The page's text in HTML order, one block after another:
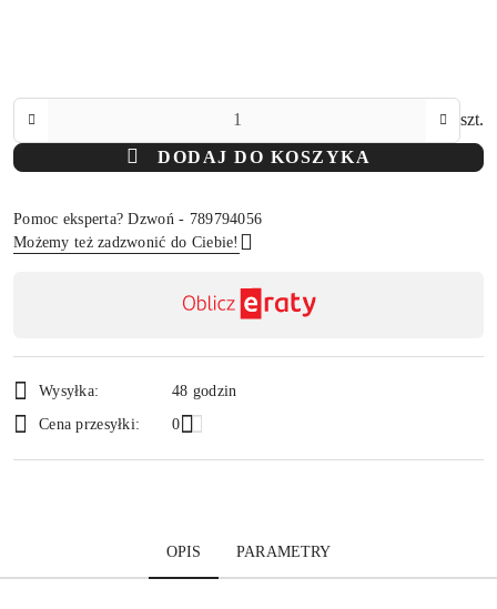
szt.
DODAJ DO KOSZYKA
Pomoc eksperta? Dzwoń - 789794056
Możemy też zadzwonić do Ciebie!
i
dostawa
Wysyłka:
48 godzin
Cena przesyłki:
0
OPIS PARAMETRY